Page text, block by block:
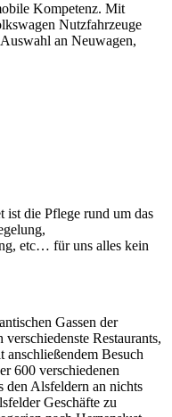
Kompetenz. Mit
Nutzfahrzeuge
an Neuwagen,
die Pflege rund um das
etc… für uns alles kein
Gassen der
Restaurants,
anschließendem Besuch
600 verschiedenen
den Alsfeldern an nichts
Geschäfte zu